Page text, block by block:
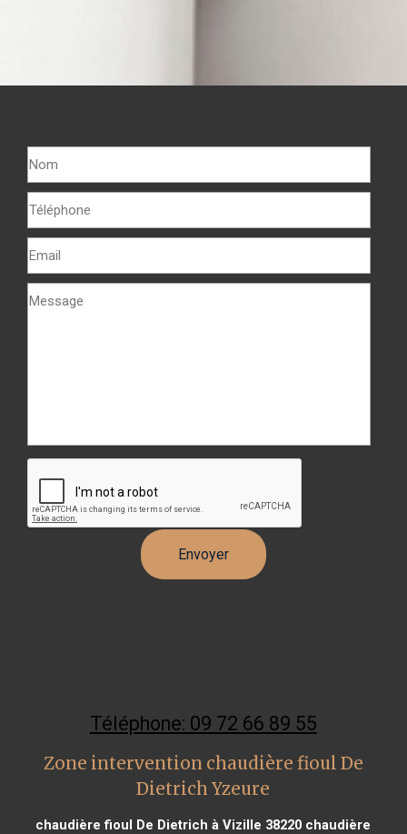
Téléphone: 09 72 66 89 55
Zone intervention chaudière fioul De
Dietrich Yzeure
chaudière fioul De Dietrich à Vizille 38220 chaudière